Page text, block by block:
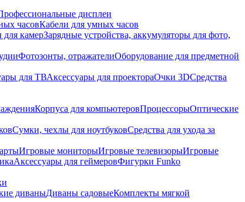
дисплеи
часовКабели для умных часов
камерЗарядные устройства, аккумуляторы для фото,
Фотозонты, отражателиОборудование для предметной
для ТВАксессуары для проектораОчки 3DСредства
Корпуса для компьютеровПроцессорыОптические
Сумки, чехлы для ноутбуковСредства для ухода за
Игровые мониторыИгровые телевизорыИгровые
Аксессуары для геймеровФигурки Funko
диваныДиваны садовыеКомплекты мягкой